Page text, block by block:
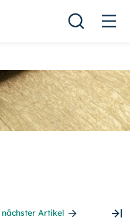
nächster Artikel